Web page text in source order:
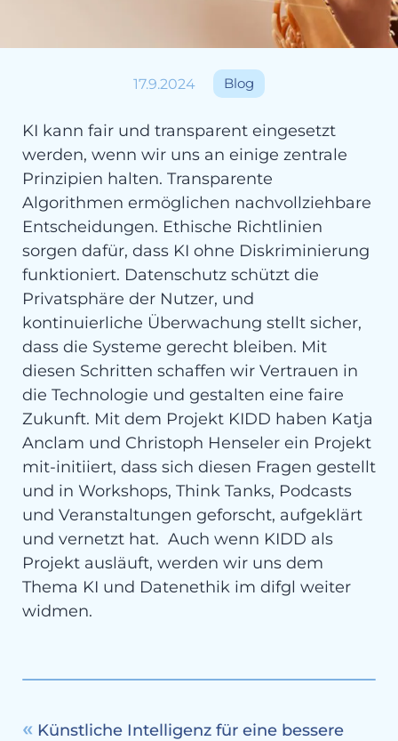
17.9.2024 Blog
KI kann fair und transparent eingesetzt
werden, wenn wir uns an einige zentrale
Prinzipien halten. Transparente
Algorithmen ermöglichen nachvollziehbare
Entscheidungen. Ethische Richtlinien
sorgen dafür, dass KI ohne Diskriminierung
funktioniert. Datenschutz schützt die
Privatsphäre der Nutzer, und
kontinuierliche Überwachung stellt sicher,
dass die Systeme gerecht bleiben. Mit
diesen Schritten schaffen wir Vertrauen in
die Technologie und gestalten eine faire
Zukunft. Mit dem Projekt KIDD haben Katja
Anclam und Christoph Henseler ein Projekt
mit-initiiert, dass sich diesen Fragen gestellt
und in Workshops, Think Tanks, Podcasts
und Veranstaltungen geforscht, aufgeklärt
und vernetzt hat. Auch wenn KIDD als
Projekt ausläuft, werden wir uns dem
Thema KI und Datenethik im difgl weiter
widmen.
Künstliche Intelligenz für eine bessere